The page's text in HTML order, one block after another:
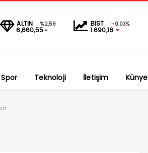
ALTIN %2,59
6,660,55
BIST -0.03%
1.690,16
Spor Teknoloji İletişim Künye